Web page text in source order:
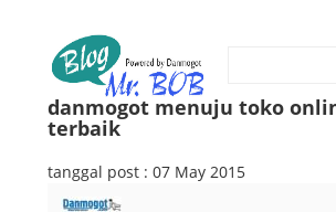
danmogot menuju toko
terbaik
tanggal post : 07 May 2015